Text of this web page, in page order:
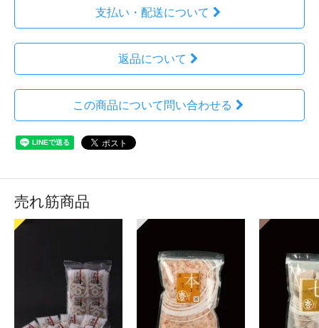
支払い・配送について
返品について
この商品について問い合わせる
売れ筋商品